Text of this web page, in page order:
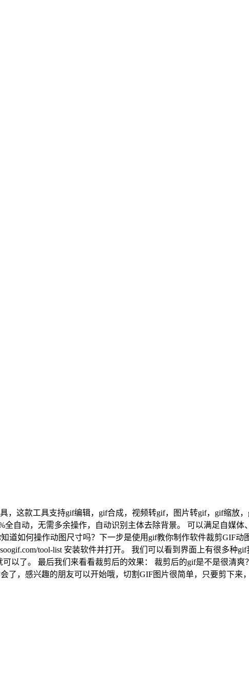
，这款工具支持gif编辑，gif合成，视频转gif，图片转gif，gif缩放
自动，无需多余操作，自动识别主体去除背景。 可以满足自媒体
道如何操作动图尺寸吗？下一步是使用gif教你制作软件裁剪GIF动
tool-list 安装软件并打开。 我们可以看到界面上有很多种
以了。 最后我们来看看裁剪后的效果： 裁剪后的gif是不是很清爽
，感兴趣的朋友可以开始哦，切割GIF图片很简单，只要剪下来